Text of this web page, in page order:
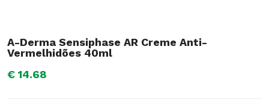
A-Derma Sensiphase AR Creme Anti-
Vermelhidões 40ml
€ 14.68